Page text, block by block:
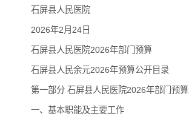
石屏县人民医院
2026年2月24日
石屏县人民医院2026年部门预算
石屏县人民余元2026年预算公开目录
第一部分 石屏县人民医院2026年部门预
一、基本职能及主要工作